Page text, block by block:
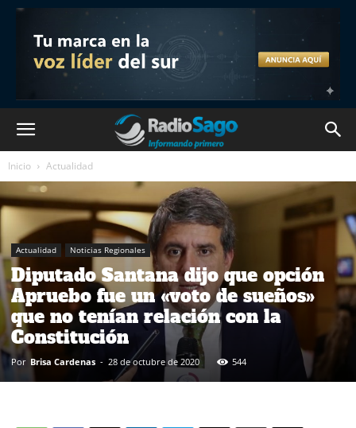
Inicio Actualidad
Actualidad Noticias Regionales
Diputado Santana dijo que opción
Apruebo fue un «voto de sueños»
que no tenían relación con la
Constitución
Por Brisa Cardenas - 28 de octubre de 2020 544